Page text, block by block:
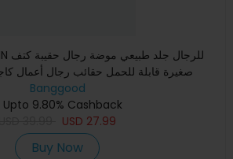
صغيرة قابلة للحمل حقائب رجال أعمال
Banggood
Upto 9.80% Cashback
USD 27.99
Buy Now